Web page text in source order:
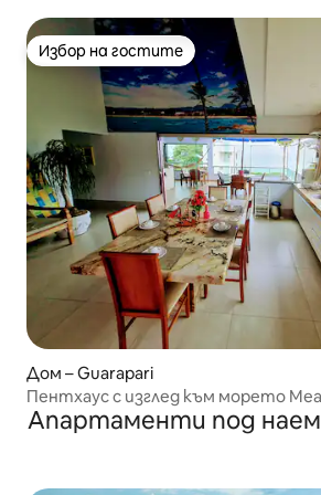
Избор на гостите
Избор на гостите
Дом – Guarapari
Пентхаус с изглед към морето
Апартаменти под